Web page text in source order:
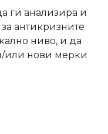
ги анализира и
антикризните
ниво, и да
или нови мерки